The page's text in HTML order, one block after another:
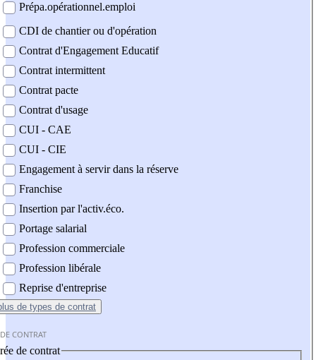
Prépa.opérationnel.emploi
CDI de chantier ou d'opération
Contrat d'Engagement Educatif
Contrat intermittent
Contrat pacte
Contrat d'usage
CUI - CAE
CUI - CIE
Engagement à servir dans la réserve
Franchise
Insertion par l'activ.éco.
Portage salarial
Profession commerciale
Profession libérale
Reprise d'entreprise
de types de contrat
CONTRAT
de contrat